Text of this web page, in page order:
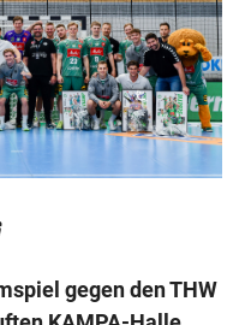
gegen den THW